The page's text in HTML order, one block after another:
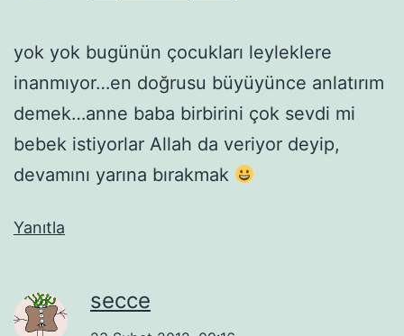
yok yok bugünün çocukları leyleklere
inanmıyor…en doğrusu büyüyünce anlatırım
demek…anne baba birbirini çok sevdi mi
bebek istiyorlar Allah da veriyor deyip,
devamını yarına bırakmak
Yanıtla
secce